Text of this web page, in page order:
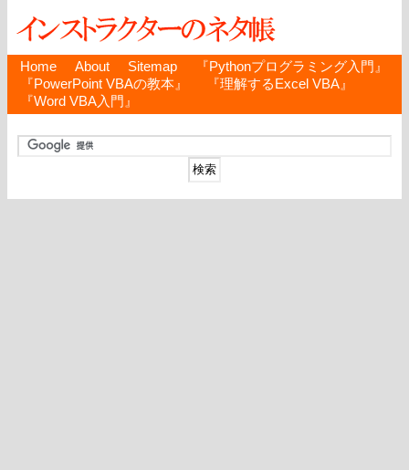
Home About Sitemap
『Pythonプログラミング入門』
『PowerPoint VBAの教本』
『理解するExcel VBA』
『Word VBA入門』